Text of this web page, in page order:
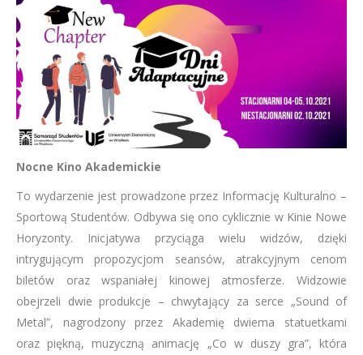
Nocne Kino Akademickie
To wydarzenie jest prowadzone przez Informację Kulturalno –
Sportową Studentów. Odbywa się ono cyklicznie w Kinie Nowe
Horyzonty. Inicjatywa przyciąga wielu widzów, dzięki
intrygującym propozycjom seansów, atrakcyjnym cenom
biletów oraz wspaniałej kinowej atmosferze. Widzowie
obejrzeli dwie produkcje – chwytający za serce „Sound of
Metal”, nagrodzony przez Akademię dwiema statuetkami
oraz piękną, muzyczną animację „Co w duszy gra”, która